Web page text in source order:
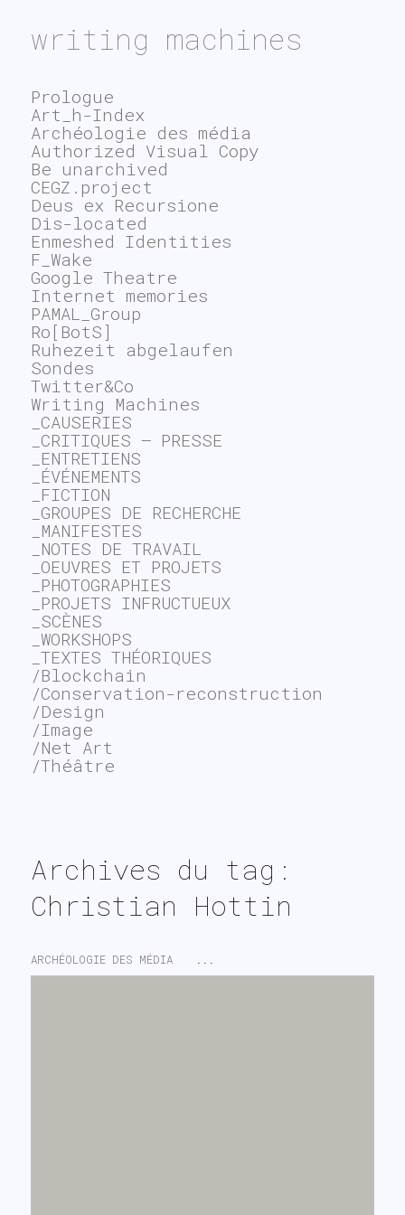
writing machines
Archives du tag:
Christian Hottin
ARCHÉOLOGIE DES MÉDIA ...
Prologue
Art_h-Index
Archéologie des média
Authorized Visual Copy
Be unarchived
CEGZ.project
Deus ex Recursione
Dis-located
Enmeshed Identities
F_Wake
Google Theatre
Internet memories
PAMAL_Group
Ro[BotS]
Ruhezeit abgelaufen
Sondes
Twitter&Co
Writing Machines
_CAUSERIES
_CRITIQUES – PRESSE
_ENTRETIENS
_ÉVÉNEMENTS
_FICTION
_GROUPES DE RECHERCHE
_MANIFESTES
_NOTES DE TRAVAIL
_OEUVRES ET PROJETS
_PHOTOGRAPHIES
_PROJETS INFRUCTUEUX
_SCÈNES
_WORKSHOPS
_TEXTES THÉORIQUES
/Blockchain
/Conservation-reconstruction
/Design
/Image
/Net Art
/Théâtre